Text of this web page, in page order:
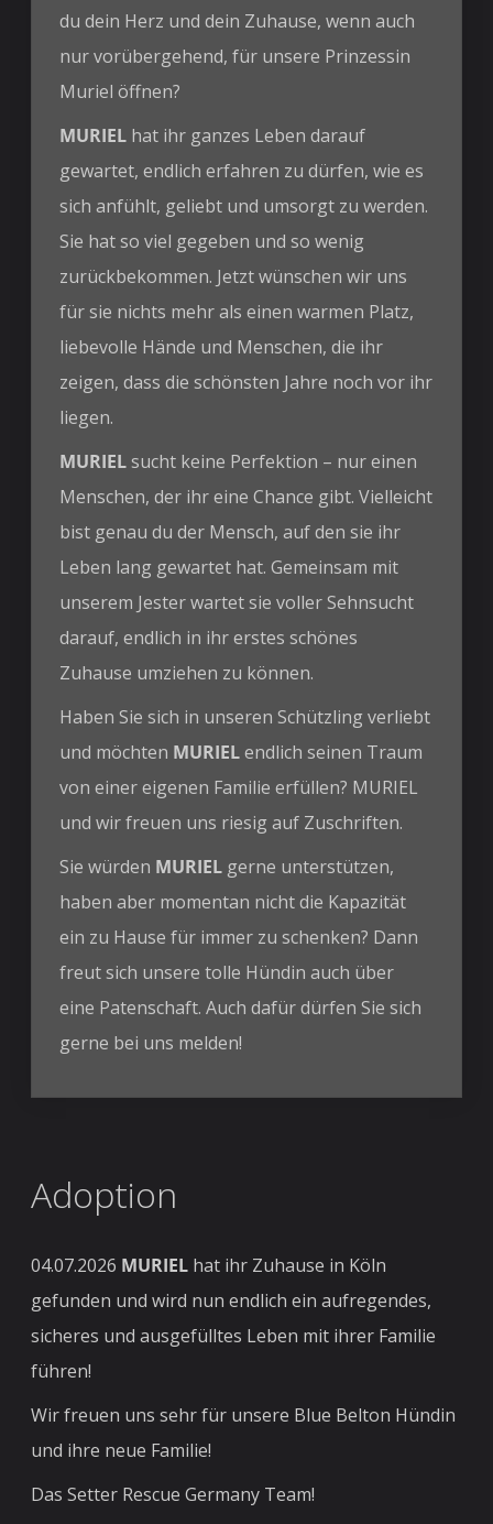
du dein Herz und dein Zuhause, wenn auch
nur vorübergehend, für unsere Prinzessin
Muriel öffnen?
MURIEL hat ihr ganzes Leben darauf
gewartet, endlich erfahren zu dürfen, wie es
sich anfühlt, geliebt und umsorgt zu werden.
Sie hat so viel gegeben und so wenig
zurückbekommen. Jetzt wünschen wir uns
für sie nichts mehr als einen warmen Platz,
liebevolle Hände und Menschen, die ihr
zeigen, dass die schönsten Jahre noch vor ihr
liegen.
MURIELsucht keine Perfektion – nur einen
Menschen, der ihr eine Chance gibt. Vielleicht
bist genau du der Mensch, auf den sie ihr
Leben lang gewartet hat. Gemeinsam mit
unserem Jester wartet sie voller Sehnsucht
darauf, endlich in ihr erstes schönes
Zuhause umziehen zu können.
Haben Sie sich in unseren Schützling verliebt
und möchten MURIELendlich seinen Traum
von einer eigenen Familie erfüllen? MURIEL
und wir freuen uns riesig auf Zuschriften.
Sie würden MURIEL gerne unterstützen,
haben aber momentan nicht die Kapazität
ein zu Hause für immer zu schenken? Dann
freut sich unsere tolle Hündin auch über
eine Patenschaft. Auch dafür dürfen Sie sich
gerne bei uns melden!
Adoption
04.07.2026 MURIEL hat ihr Zuhause in Köln
gefunden und wird nun endlich ein aufregendes,
sicheres und ausgefülltes Leben mit ihrer Familie
führen!
Wir freuen uns sehr für unsere Blue Belton Hündin
und ihre neue Familie!
Das Setter Rescue Germany Team!